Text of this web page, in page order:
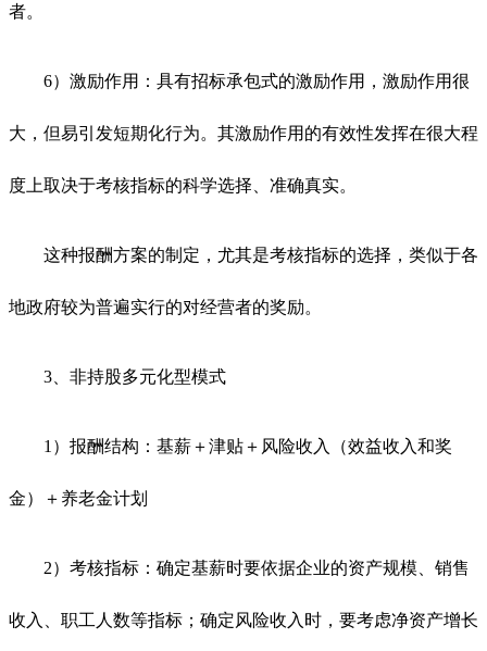
者。
6）激励作用：具有招标承包式的激励作用，激励作用很
大，但易引发短期化行为。其激励作用的有效性发挥在很大程
度上取决于考核指标的科学选择、准确真实。
这种报酬方案的制定，尤其是考核指标的选择，类似于各
地政府较为普遍实行的对经营者的奖励。
3、非持股多元化型模式
1）报酬结构：基薪＋津贴＋风险收入（效益收入和奖
金）＋养老金计划
2）考核指标：确定基薪时要依据企业的资产规模、销售
收入、职工人数等指标；确定风险收入时，要考虑净资产增长